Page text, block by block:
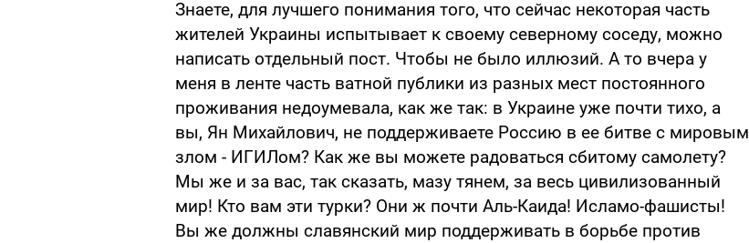
Знаете, для лучшего понимания того, что сейчас некоторая часть
жителей Украины испытывает к своему северному соседу, можно
написать отдельный пост. Чтобы не было иллюзий. А то вчера у
меня в ленте часть ватной публики из разных мест постоянного
проживания недоумевала, как же так: в Украине уже почти тихо, а
вы, Ян Михайлович, не поддерживаете Россию в ее битве с мировым
злом - ИГИЛом? Как же вы можете радоваться сбитому самолету?
Мы же и за вас, так сказать, мазу тянем, за весь цивилизованный
мир! Кто вам эти турки? Они ж почти Аль-Каида! Исламо-фашисты!
Вы же должны славянский мир поддерживать в борьбе против